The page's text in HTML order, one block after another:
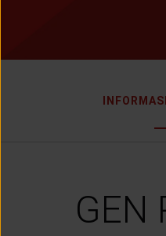
GEN